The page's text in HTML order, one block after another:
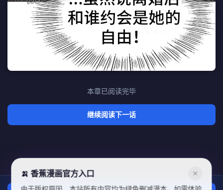
本章已阅读完毕
继续阅读下一话
🍌 香蕉漫画官方入口 ✕